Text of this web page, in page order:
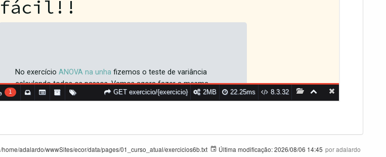
/home/adalardo/wwwSites/ecor/data/pages/01_curso_atual/exercicios6b.txt Última modificação:2026/08/06 14:45 poradalardo